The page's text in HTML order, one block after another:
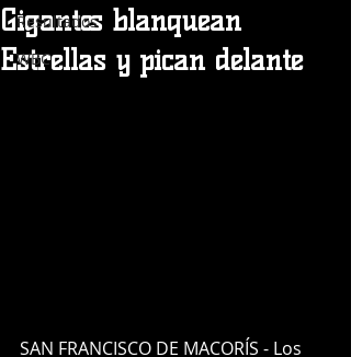
Resultados
WBC
Gigantes blanquean
Estrellas y pican delante
SAN FRANCISCO DE MACORÍS - Los